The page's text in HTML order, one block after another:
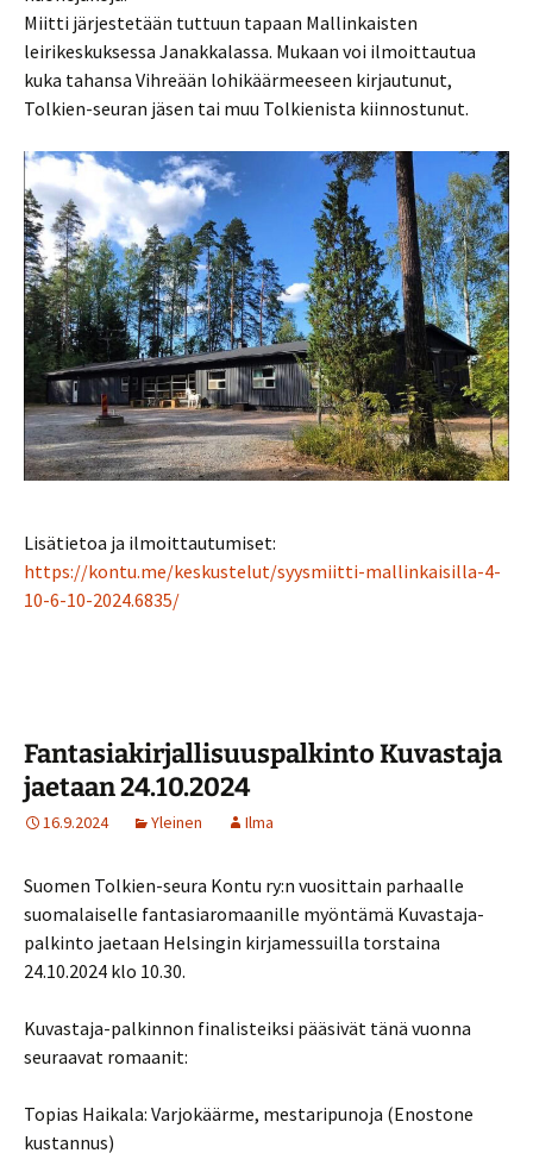
Miitti järjestetään tuttuun tapaan Mallinkaisten
leirikeskuksessa Janakkalassa. Mukaan voi ilmoittautua
kuka tahansa Vihreään lohikäärmeeseen kirjautunut,
Tolkien-seuran jäsen tai muu Tolkienista kiinnostunut.
Lisätietoa ja ilmoittautumiset:
https://kontu.me/keskustelut/syysmiitti-mallinkaisilla-4-
10-6-10-2024.6835/
Fantasiakirjallisuuspalkinto Kuvastaja
jaetaan 24.10.2024
16.9.2024 Yleinen Ilma
Suomen Tolkien-seura Kontu ry:n vuosittain parhaalle
suomalaiselle fantasiaromaanille myöntämä Kuvastaja-
palkinto jaetaan Helsingin kirjamessuilla torstaina
24.10.2024 klo 10.30.
Kuvastaja-palkinnon finalisteiksi pääsivät tänä vuonna
seuraavat romaanit:
Topias Haikala: Varjokäärme, mestaripunoja (Enostone
kustannus)